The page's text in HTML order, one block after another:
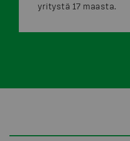
yritystä 17 maasta.